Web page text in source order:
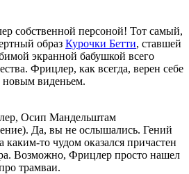
собственной персоной! Тот самый,
образ Курочки Бетти, ставшей
экранной бабушкой всего
Фрицлер, как всегда, верен себе
новым виденьем.
Осип Мандельштам
Да, вы не ослышались. Гений
каким-то чудом оказался причастен
Возможно, Фрицлер просто нашел
трамваи.